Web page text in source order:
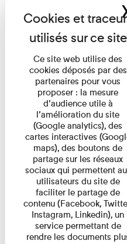
Marie Cosnay -
Lecture
Marie Cosnay — Toi et
l'Imprimerie n°10 À ...
Pages
Ce site web utilise des
cookies déposés par des
partenaires pour vous
proposer : la mesure
d’audience utile à
l’amélioration du site
(Google analytics), des
cartes interactives
maps), des boutons de
partage sur les réseaux
sociaux qui permettent
utilisateurs du site de
faciliter le partage de
contenu (Facebook,
Instagram, Linkedin), un
service permettant de
rendre les documents